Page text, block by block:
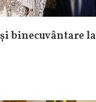
binecuvântare la